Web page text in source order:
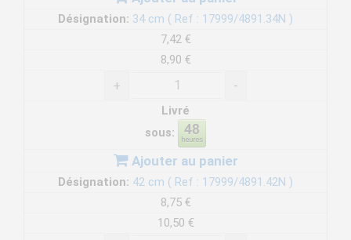
Désignation: 34 cm ( Ref : 17999/4891.34N )
7,42 €
8,90 €
+ -
Livré
sous:
Ajouter au panier
Désignation: 42 cm ( Ref : 17999/4891.42N )
8,75 €
10,50 €